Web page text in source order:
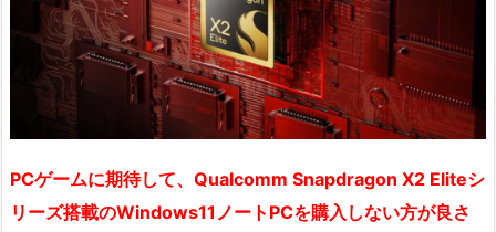
PCゲームに期待して、Qualcomm Snapdragon X2 Eliteシ
リーズ搭載のWindows11ノートPCを購入しない方が良さ